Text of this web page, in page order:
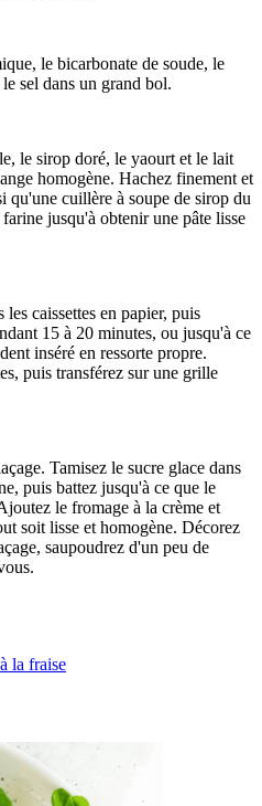
le bicarbonate de soude, le
sel dans un grand bol.
le sirop doré, le yaourt et le lait
homogène. Hachez finement et
qu'une cuillère à soupe de sirop du
jusqu'à obtenir une pâte lisse
les caissettes en papier, puis
15 à 20 minutes, ou jusqu'à ce
inséré en ressorte propre.
puis transférez sur une grille
Tamisez le sucre glace dans
puis battez jusqu'à ce que le
le fromage à la crème et
soit lisse et homogène. Décorez
saupoudrez d'un peu de
la fraise